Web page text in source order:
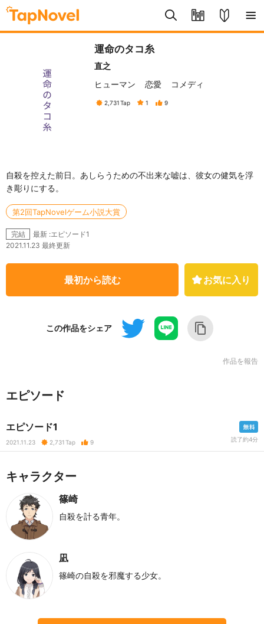
運命のタコ糸
直之
ヒューマン
恋愛 コメディ
2,731Tap 1 9
自殺を控えた前日。あしらうための不出来な嘘は、彼女の健気を浮
き彫りにする。
第2回TapNovelゲーム小説大賞
完結
最新 :エピソード1
2021.11.23 最終更新
最初から読む お気に入り
この作品をシェア
作品を報告
エピソード
エピソード1
2021.11.23 2,731Tap 9 読了約4分
キャラクター
篠崎
自殺を計る青年。
凪
篠崎の自殺を邪魔する少女。